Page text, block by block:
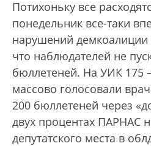
Потихоньку все
понедельник все-таки
нарушений
что наблюдателей не
бюллетеней. На УИК 175
массово голосовали
200 бюллетеней через
двух процентах ПАРНАС
депутатского места в